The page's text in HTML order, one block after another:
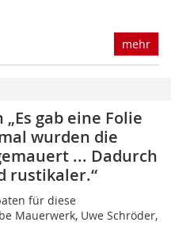
mehr
gab eine Folie
wurden die
... Dadurch
rustikaler.“
für diese
Mauerwerk, Uwe Schröder,